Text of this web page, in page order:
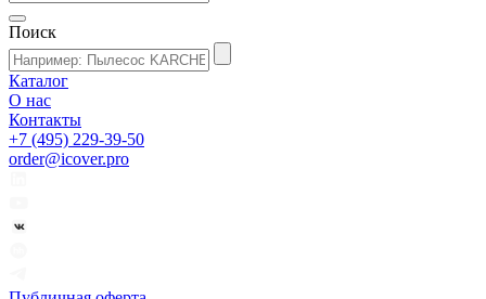
Поиск
Каталог
О нас
Контакты
+7 (495) 229-39-50
order@icover.pro